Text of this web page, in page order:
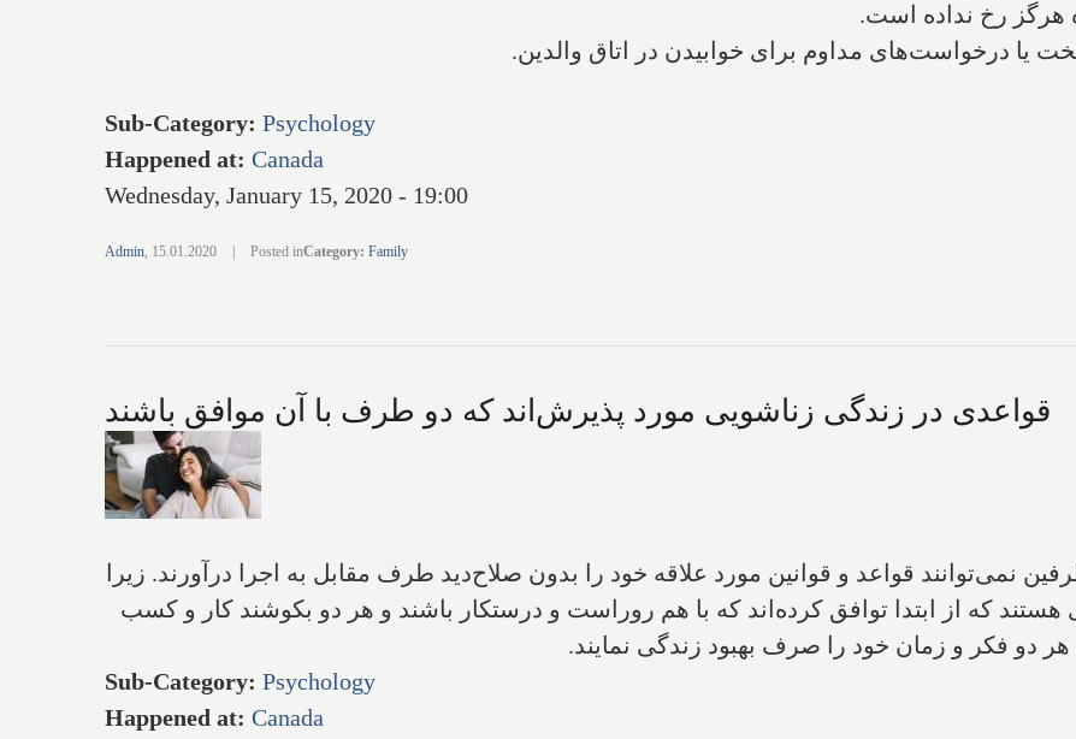
هرگز رخ نداده است.
یا درخواست‌های مداوم برای خوابیدن در اتاق والدین.
Sub-Category: Psychology
Happened at: Canada
Wednesday, January 15, 2020 - 19:00
Admin, 15.01.2020 Posted inCategory: Family
قواعدی در زندگی زناشویی مورد پذیرش‌اند که دو طرف با آن موافق باشند
نمی‌توانند قواعد و قوانین مورد علاقه خود را بدون صلاح‌دید طرف مقابل به اجرا درآورند. زیرا
که از ابتدا توافق کرده‌اند که با هم رو‌راست و درستکار باشند و هر دو بکوشند کار و کسب
دو فکر و زمان خود را صرف بهبود زندگی نمایند.
Sub-Category: Psychology
Happened at: Canada